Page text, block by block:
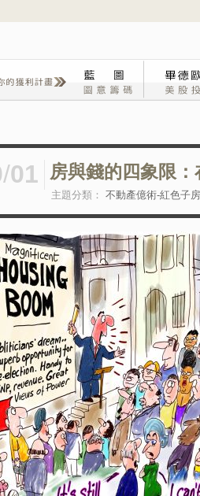
/01 房與錢的四象限
主題分類： 不動產億術-紅色子房